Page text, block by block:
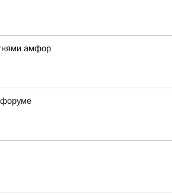
амфор
форуме